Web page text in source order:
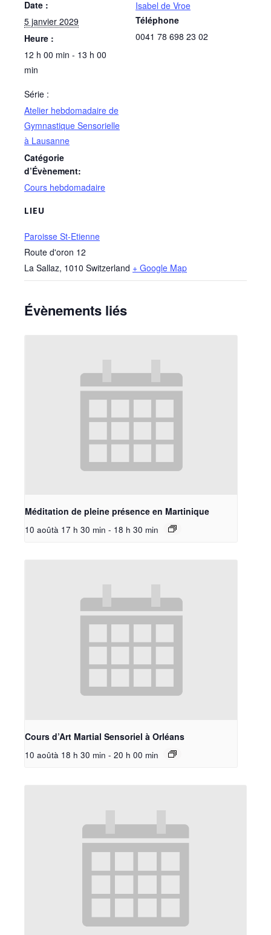
Date :
5 janvier 2029
Heure :
12 h 00 min - 13 h 00
min
Série :
Atelier hebdomadaire de
Gymnastique Sensorielle
à Lausanne
Catégorie
d’Évènement:
Cours hebdomadaire
LIEU
Paroisse St-Etienne
Route d'oron 12
La Sallaz, 1010 Switzerland + Google Map
Isabel de Vroe
Téléphone
0041 78 698 23 02
Évènements liés
Méditation de pleine présence en Martinique
10 aoûtà 17 h 30 min - 18 h 30 min
Cours d’Art Martial Sensoriel à Orléans
10 aoûtà 18 h 30 min - 20 h 00 min